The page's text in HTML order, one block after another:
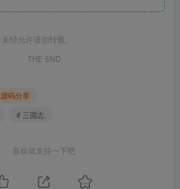
经允许请勿转载。
THE END
源码分享
# 三国志
喜欢就支持一下吧